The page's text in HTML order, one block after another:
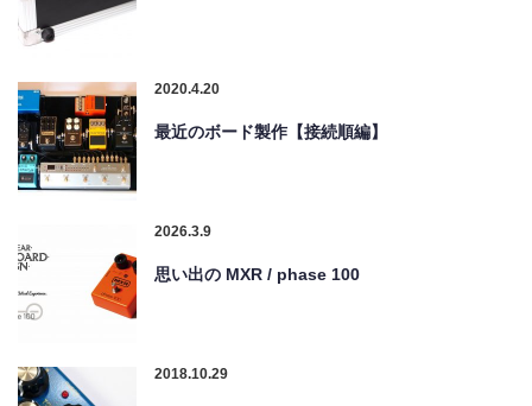
2020.4.20
最近のボード製作【接続順編】
2026.3.9
思い出の MXR / phase 100
2018.10.29